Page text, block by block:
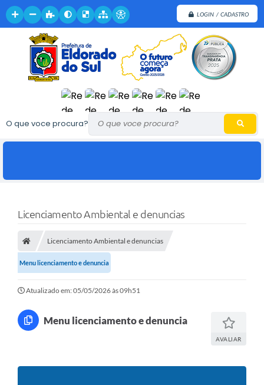
LOGIN / CADASTRO
O que voce procura?
Licenciamento Ambiental e denuncias
Licenciamento Ambiental e denuncias
Menu licenciamento e denuncia
Atualizado em: 05/05/2026 às 09h51
Menu licenciamento e denuncia
AVALIAR